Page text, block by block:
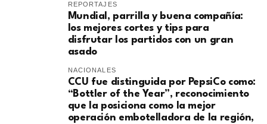
REPORTAJES
Mundial, parrilla y buena compañía:
los mejores cortes y tips para
disfrutar los partidos con un gran
asado
NACIONALES
CCU fue distinguida por PepsiCo como:
“Bottler of the Year”, reconocimiento
que la posiciona como la mejor
operación embotelladora de la región,